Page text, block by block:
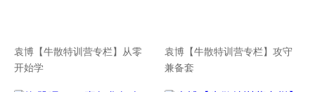
袁博【牛散特训营专栏】从零
开始学
袁博【牛散特训营专栏】攻守
兼备套